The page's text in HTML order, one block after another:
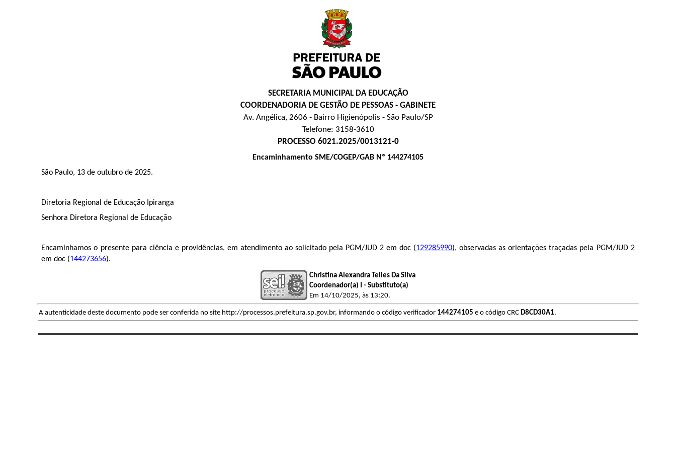
SECRETARIA MUNICIPAL DA EDUCAÇÃO
COORDENADORIA DE GESTÃO DE PESSOAS - GABINETE
Av. Angélica, 2606 - Bairro Higienópolis - São Paulo/SP
Telefone: 3158-3610
PROCESSO 6021.2025/0013121-0
Encaminhamento SME/COGEP/GAB Nº 144274105
São Paulo, 13 de outubro de 2025.
Diretoria Regional de Educação Ipiranga
Senhora Diretora Regional de Educação
Encaminhamos o presente para ciência e providências, em atendimento ao solicitado pela PGM/JUD 2 em doc (129285990), observadas as orientações traçadas pela PGM/JUD 2
em doc (144273656).
Christina Alexandra Telles Da Silva
Coordenador(a) I - Substituto(a)
Em 14/10/2025, às 13:20.
A autenticidade deste documento pode ser conferida no site http://processos.prefeitura.sp.gov.br, informando o código verificador 144274105 e o código CRCD8CD30A1.